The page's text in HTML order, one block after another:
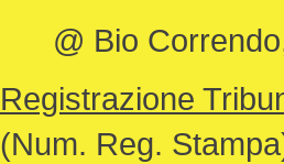
@ Bio
Registrazione
(Num. Reg.